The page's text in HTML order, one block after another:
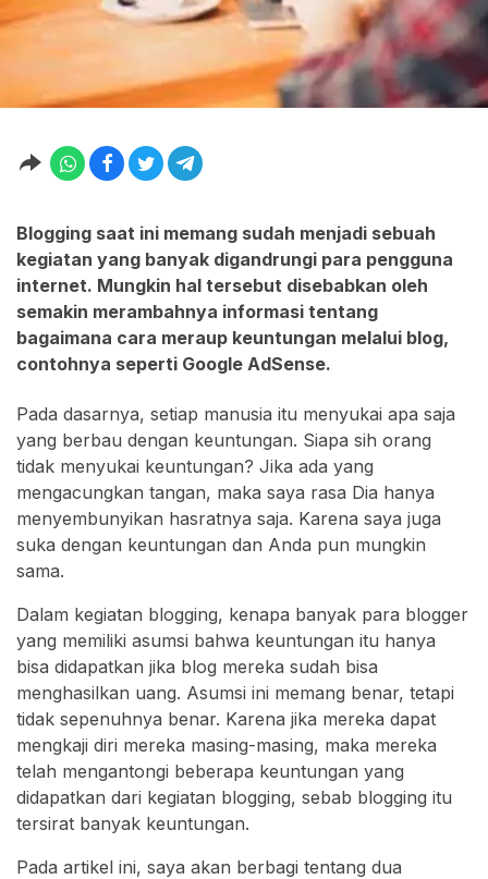
Blogging saat ini memang sudah menjadi sebuah
kegiatan yang banyak digandrungi para pengguna
internet. Mungkin hal tersebut disebabkan oleh
semakin merambahnya informasi tentang
bagaimana cara meraup keuntungan melalui blog,
contohnya seperti Google AdSense.
Pada dasarnya, setiap manusia itu menyukai apa saja
yang berbau dengan keuntungan. Siapa sih orang
tidak menyukai keuntungan? Jika ada yang
mengacungkan tangan, maka saya rasa Dia hanya
menyembunyikan hasratnya saja. Karena saya juga
suka dengan keuntungan dan Anda pun mungkin
sama.
Dalam kegiatan blogging, kenapa banyak para blogger
yang memiliki asumsi bahwa keuntungan itu hanya
bisa didapatkan jika blog mereka sudah bisa
menghasilkan uang. Asumsi ini memang benar, tetapi
tidak sepenuhnya benar. Karena jika mereka dapat
mengkaji diri mereka masing-masing, maka mereka
telah mengantongi beberapa keuntungan yang
didapatkan dari kegiatan blogging, sebab blogging itu
tersirat banyak keuntungan.
Pada artikel ini, saya akan berbagi tentang dua